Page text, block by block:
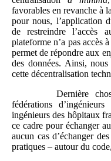
favorables en revanche à
pour nous, l’application
de restreindre l’accès
plateforme n’a pas accès
permet de répondre aux
des données. Ainsi,
cette décentralisation
Dernière
fédérations
ingénieurs des hôpitaux
ce cadre pour échanger
aucun cas d’échanger
pratiques – autour du